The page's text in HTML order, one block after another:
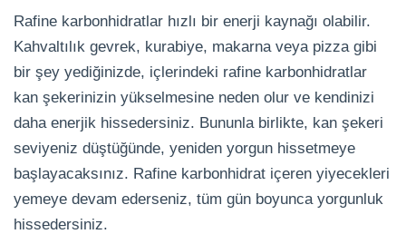
Rafine karbonhidratlar hızlı bir enerji kaynağı olabilir.
Kahvaltılık gevrek, kurabiye, makarna veya pizza gibi
bir şey yediğinizde, içlerindeki rafine karbonhidratlar
kan şekerinizin yükselmesine neden olur ve kendinizi
daha enerjik hissedersiniz. Bununla birlikte, kan şekeri
seviyeniz düştüğünde, yeniden yorgun hissetmeye
başlayacaksınız. Rafine karbonhidrat içeren yiyecekleri
yemeye devam ederseniz, tüm gün boyunca yorgunluk
hissedersiniz.